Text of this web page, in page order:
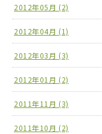
2012年05月 (2)
2012年04月 (1)
2012年03月 (3)
2012年01月 (2)
2011年11月 (3)
2011年10月 (2)